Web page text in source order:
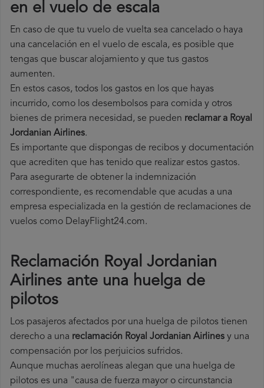
en el vuelo de escala
En caso de que tu vuelo de vuelta sea cancelado o haya
una cancelación en el vuelo de escala, es posible que
tengas que buscar alojamiento y que tus gastos
aumenten.
En estos casos, todos los gastos en los que hayas
incurrido, como los desembolsos para comida y otros
bienes de primera necesidad, se pueden reclamar a Royal
Jordanian Airlines.
Es importante que dispongas de recibos y documentación
que acrediten que has tenido que realizar estos gastos.
Para asegurarte de obtener la indemnización
correspondiente, es recomendable que acudas a una
empresa especializada en la gestión de reclamaciones de
vuelos como DelayFlight24.com.
Reclamación Royal Jordanian
Airlines ante una huelga de
pilotos
Los pasajeros afectados por una huelga de pilotos tienen
derecho a una reclamación Royal Jordanian Airlines y una
compensación por los perjuicios sufridos.
Aunque muchas aerolíneas alegan que una huelga de
pilotos es una "causa de fuerza mayor o circunstancia